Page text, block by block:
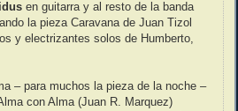
en guitarra y al resto de la banda
la pieza Caravana de Juan Tizol
y electrizantes solos de Humberto,
– para muchos la pieza de la noche –
con Alma (Juan R. Marquez)